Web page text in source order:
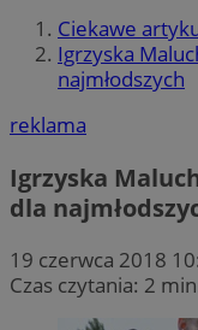
Ciekawe
Igrzyska
najmłodszych
reklama
Igrzyska
dla
19 czerwca 2018
Czas czytania: 2